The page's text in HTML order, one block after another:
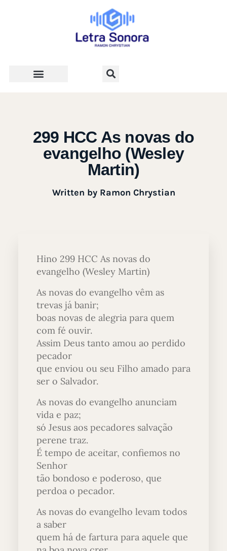
299 HCC As novas do
evangelho (Wesley
Martin)
Written byRamon Chrystian
Hino 299 HCC As novas do
evangelho (Wesley Martin)
As novas do evangelho vêm as
trevas já banir;
boas novas de alegria para quem
com fé ouvir.
Assim Deus tanto amou ao perdido
pecador
que enviou ou seu Filho amado para
ser o Salvador.
As novas do evangelho anunciam
vida e paz;
só Jesus aos pecadores salvação
perene traz.
É tempo de aceitar, confiemos no
Senhor
tão bondoso e poderoso, que
perdoa o pecador.
As novas do evangelho levam todos
a saber
quem há de fartura para aquele que